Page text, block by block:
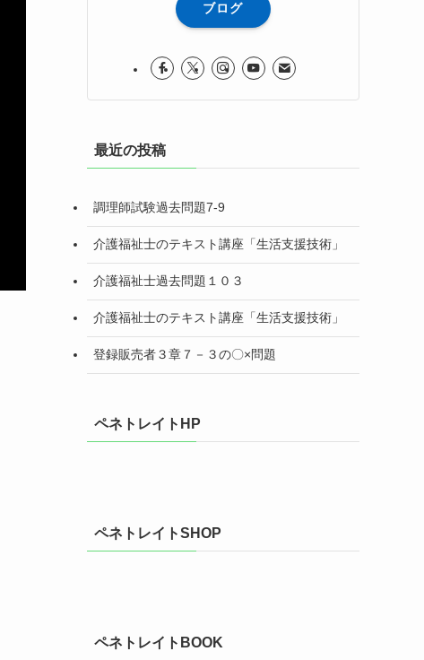
ブログ
最近の投稿
調理師試験過去問題7-9
介護福祉士のテキスト講座「生活支援技術」
介護福祉士過去問題１０３
介護福祉士のテキスト講座「生活支援技術」
登録販売者３章７－３の〇×問題
ペネトレイトHP
ペネトレイトSHOP
ペネトレイトBOOK